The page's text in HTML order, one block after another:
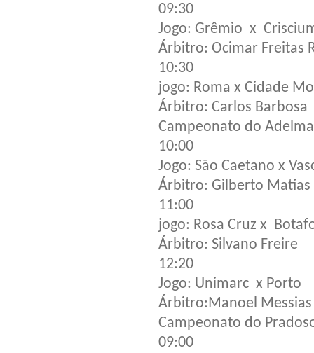
09:30
Jogo: Grêmio x
Árbitro: Ocimar Freitas
10:30
jogo: Roma x Cidade
Árbitro: Carlos Barbosa
Campeonato do
10:00
Jogo: São Caetano x
Árbitro: Gilberto Matias
11:00
jogo: Rosa Cruz x
Árbitro: Silvano Freire
12:20
Jogo: Unimarc x Porto
Árbitro:Manoel Messias
Campeonato do
09:00